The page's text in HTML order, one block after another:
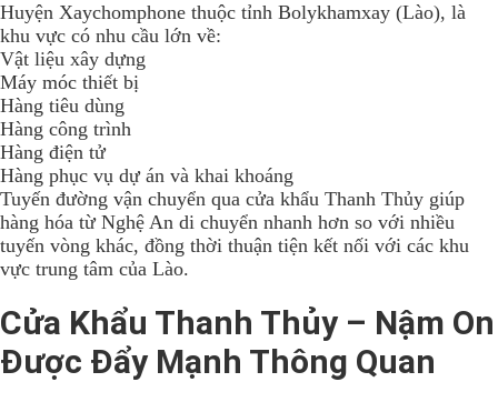
Huyện Xaychomphone thuộc tỉnh Bolykhamxay (Lào), là
khu vực có nhu cầu lớn về:
Vật liệu xây dựng
Máy móc thiết bị
Hàng tiêu dùng
Hàng công trình
Hàng điện tử
Hàng phục vụ dự án và khai khoáng
Tuyến đường vận chuyển qua cửa khẩu Thanh Thủy giúp
hàng hóa từ Nghệ An di chuyển nhanh hơn so với nhiều
tuyến vòng khác, đồng thời thuận tiện kết nối với các khu
vực trung tâm của Lào.
Cửa Khẩu Thanh Thủy – Nậm On
Được Đẩy Mạnh Thông Quan